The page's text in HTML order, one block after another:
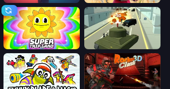
SuperTrip.Land Secret Agent James